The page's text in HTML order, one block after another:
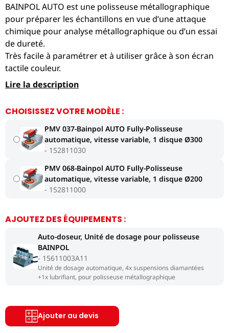
BAINPOL AUTO est une polisseuse métallographique
pour préparer les échantillons en vue d’une attaque
chimique pour analyse métallographique ou d’un essai
de dureté.
Très facile à paramétrer et à utiliser grâce à son écran
tactile couleur.
Lire la description
CHOISISSEZ VOTRE MODÈLE :
PMV 037-Bainpol AUTO Fully-Polisseuse
automatique, vitesse variable, 1 disque Ø300
152811030
PMV 068-Bainpol AUTO Fully-Polisseuse
automatique, vitesse variable, 1 disque Ø200
152811000
AJOUTEZ DES ÉQUIPEMENTS :
Auto-doseur, Unité de dosage pour polisseuse
BAINPOL
15611003A11
Unité de dosage automatique, 4x suspensions diamantées
+1x lubrifiant, pour polisseuse métallographique
Ajouter au devis